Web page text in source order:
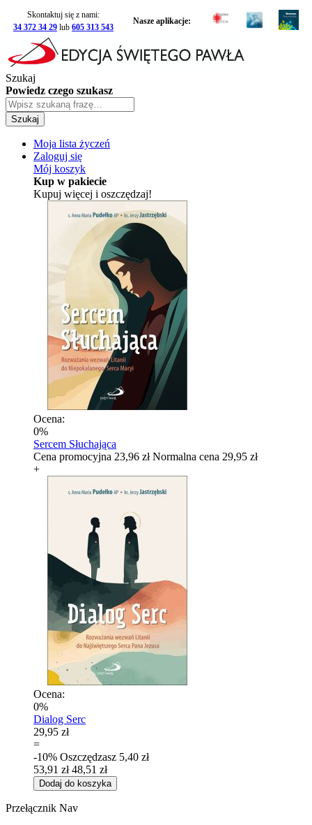
Skontaktuj się z nami:
34 372 34 29 lub 605 313 543
Nasze aplikacje:
Szukaj
Powiedz czego szukasz
Szukaj
Moja lista życzeń
Zaloguj się
Mój koszyk
Kup w pakiecie
Kupuj więcej i oszczędzaj!
Ocena:
0%
Sercem Słuchająca
Cena promocyjna 23,96 zł Normalna cena 29,95 zł
+
Ocena:
0%
Dialog Serc
29,95 zł
=
-10% Oszczędzasz 5,40 zł
53,91 zł 48,51 zł
Dodaj do koszyka
Przełącznik Nav